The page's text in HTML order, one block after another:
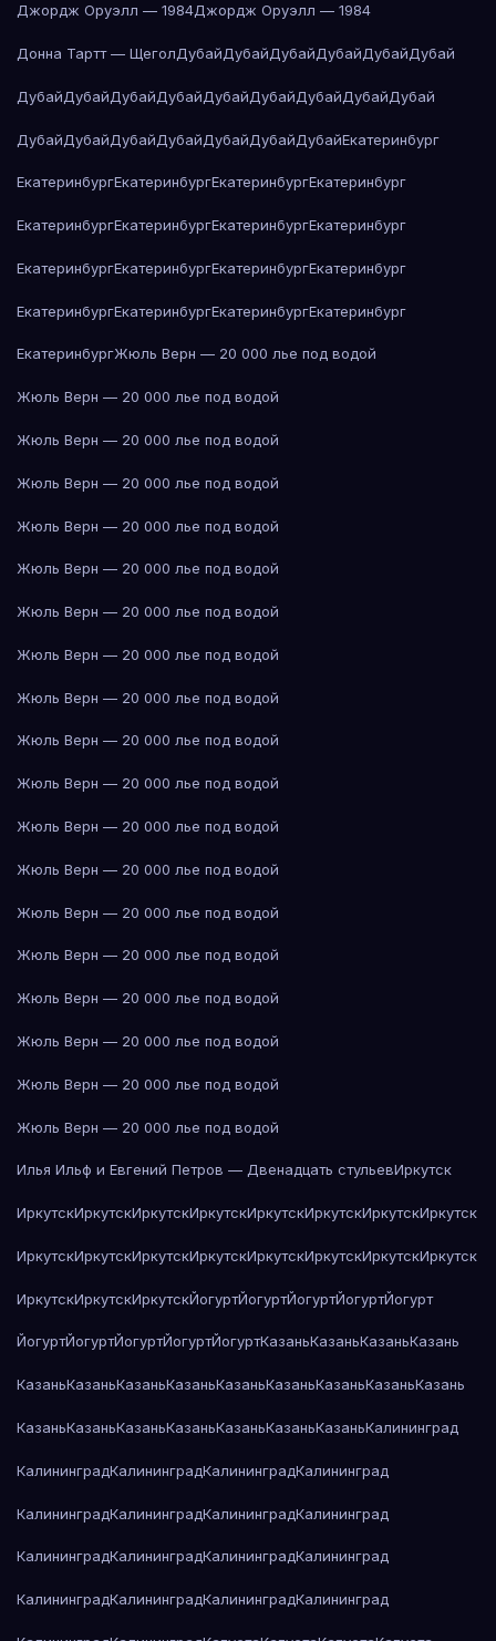
Джордж Оруэлл — 1984Джордж Оруэлл — 1984
Донна Тартт — ЩеголДубайДубайДубайДубайДубайДубай
ДубайДубайДубайДубайДубайДубайДубайДубайДубай
ДубайДубайДубайДубайДубайДубайДубайЕкатеринбург
ЕкатеринбургЕкатеринбургЕкатеринбургЕкатеринбург
ЕкатеринбургЕкатеринбургЕкатеринбургЕкатеринбург
ЕкатеринбургЕкатеринбургЕкатеринбургЕкатеринбург
ЕкатеринбургЕкатеринбургЕкатеринбургЕкатеринбург
ЕкатеринбургЖюль Верн — 20 000 лье под водой
Жюль Верн — 20 000 лье под водой
Жюль Верн — 20 000 лье под водой
Жюль Верн — 20 000 лье под водой
Жюль Верн — 20 000 лье под водой
Жюль Верн — 20 000 лье под водой
Жюль Верн — 20 000 лье под водой
Жюль Верн — 20 000 лье под водой
Жюль Верн — 20 000 лье под водой
Жюль Верн — 20 000 лье под водой
Жюль Верн — 20 000 лье под водой
Жюль Верн — 20 000 лье под водой
Жюль Верн — 20 000 лье под водой
Жюль Верн — 20 000 лье под водой
Жюль Верн — 20 000 лье под водой
Жюль Верн — 20 000 лье под водой
Жюль Верн — 20 000 лье под водой
Жюль Верн — 20 000 лье под водой
Жюль Верн — 20 000 лье под водой
Илья Ильф и Евгений Петров — Двенадцать стульевИркутск
ИркутскИркутскИркутскИркутскИркутскИркутскИркутскИркутск
ИркутскИркутскИркутскИркутскИркутскИркутскИркутскИркутск
ИркутскИркутскИркутскЙогуртЙогуртЙогуртЙогуртЙогурт
ЙогуртЙогуртЙогуртЙогуртЙогуртКазаньКазаньКазаньКазань
КазаньКазаньКазаньКазаньКазаньКазаньКазаньКазаньКазань
КазаньКазаньКазаньКазаньКазаньКазаньКазаньКалининград
КалининградКалининградКалининградКалининград
КалининградКалининградКалининградКалининград
КалининградКалининградКалининградКалининград
КалининградКалининградКалининградКалининград